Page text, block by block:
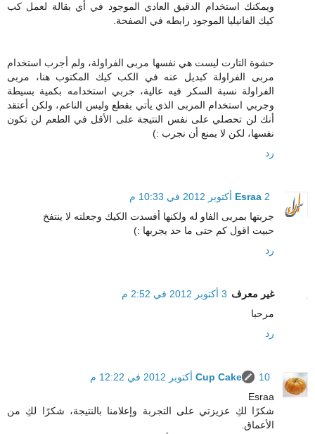
ويمكنك استخدام الدقيق العادي الموجود في أي بقالة لعمل كب
كيك الفانيليا الموجود رابطه في الصفحة.
حشوة التارت ليست هي نفسها مربى الفراولة، ولم أجرب استخدام
مربى الفراولة كبديل عنه في الكب كيك المكتوب هنا، مربى
الفراولة نسبة السكر فيه عالية، جربي استخدامه بكمية بسيطة
وجربي استخدام المربى الذي يأتي بقطع وليس الناعم، ولكن أعتقد
أنك لن تحصلي على نفس النتيجة على الأقل في الطعم لن تكون
نفسها، لكن لا يمنع أن نجرب :)
رد
Esraa 2 أكتوبر 2012 في 10:33 م
جربتها بمربى الفاو له ولكنها أفسدت الكيك وجعلته لا ينتفخ
حبيت اقول كم حتى ما حد يجربها :)
رد
غير معرف 3 أكتوبر 2012 في 2:52 م
مرحبا
رد
Cup Cake
10 أكتوبر 2012 في 12:22 م
Esraa
شكرًا لكِ عزيزتي على التجربة وإعلامنا بالنتيجة، شكرًا لكِ من
الأعماق.